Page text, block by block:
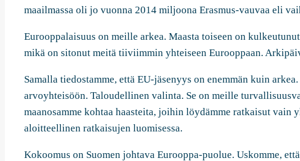
maailmassa oli jo vuonna 2014 miljoona Erasmus-vauvaa eli
Eurooppalaisuus on meille arkea. Maasta toiseen on
mikä on sitonut meitä tiiviimmin yhteiseen Eurooppaan.
Samalla tiedostamme, että EU-jäsenyys on enemmän kuin
arvoyhteisöön. Taloudellinen valinta. Se on meille
maanosamme kohtaa haasteita, joihin löydämme ratkaisut vain
aloitteellinen ratkaisujen luomisessa.
Kokoomus on Suomen johtava Eurooppa-puolue. Uskomme,